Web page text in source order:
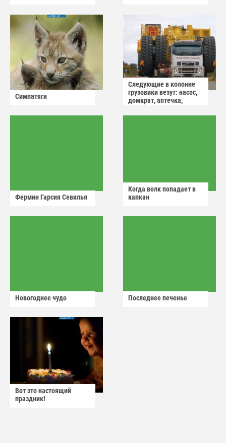
Симпатяги
Следующие в колонне
грузовики везут: насос,
домкрат, аптечка,
Фермин Гарсия Севилья
Когда волк попадает в
капкан
Новогоднее чудо Последнее печенье
Вот это настоящий
праздник!